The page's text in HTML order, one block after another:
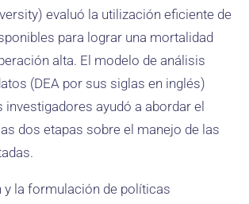
evaluó la utilización eficiente de
para lograr una mortalidad
alta. El modelo de análisis
(DEA por sus siglas en inglés)
ayudó a abordar el
dos etapas sobre el manejo de las
y la formulación de políticas